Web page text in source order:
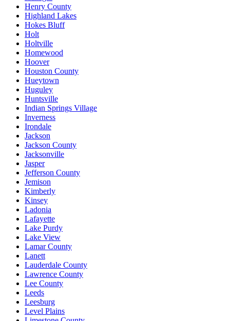
Henry County
Highland Lakes
Hokes Bluff
Holt
Holtville
Homewood
Hoover
Houston County
Hueytown
Huguley
Huntsville
Indian Springs Village
Inverness
Irondale
Jackson
Jackson County
Jacksonville
Jasper
Jefferson County
Jemison
Kimberly
Kinsey
Ladonia
Lafayette
Lake Purdy
Lake View
Lamar County
Lanett
Lauderdale County
Lawrence County
Lee County
Leeds
Leesburg
Level Plains